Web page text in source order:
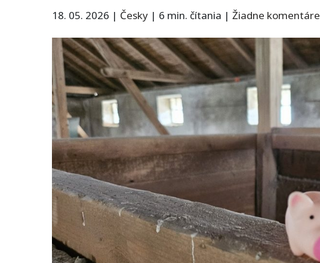
18. 05. 2026 | Česky | 6 min. čítania | Žiadne komentáre